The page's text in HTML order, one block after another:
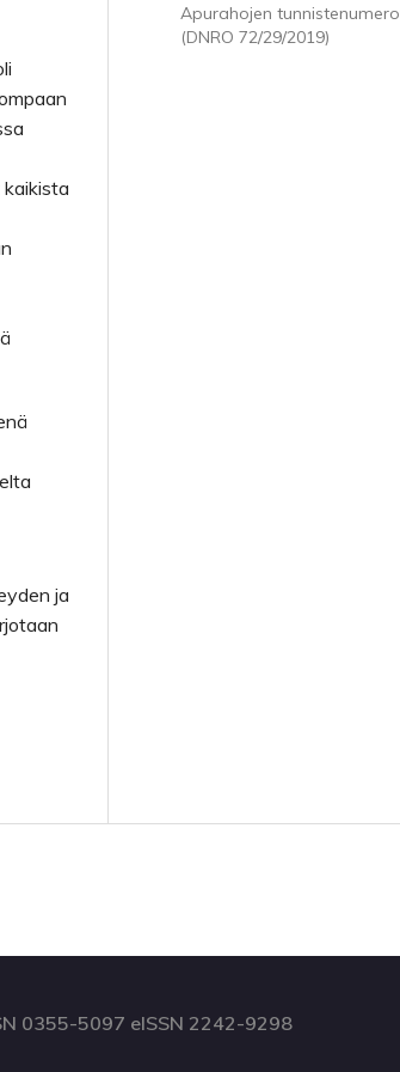
kaikista
ja
Apurahojen
(DNRO 72/29/2019)
0355-5097 eISSN 2242-9298